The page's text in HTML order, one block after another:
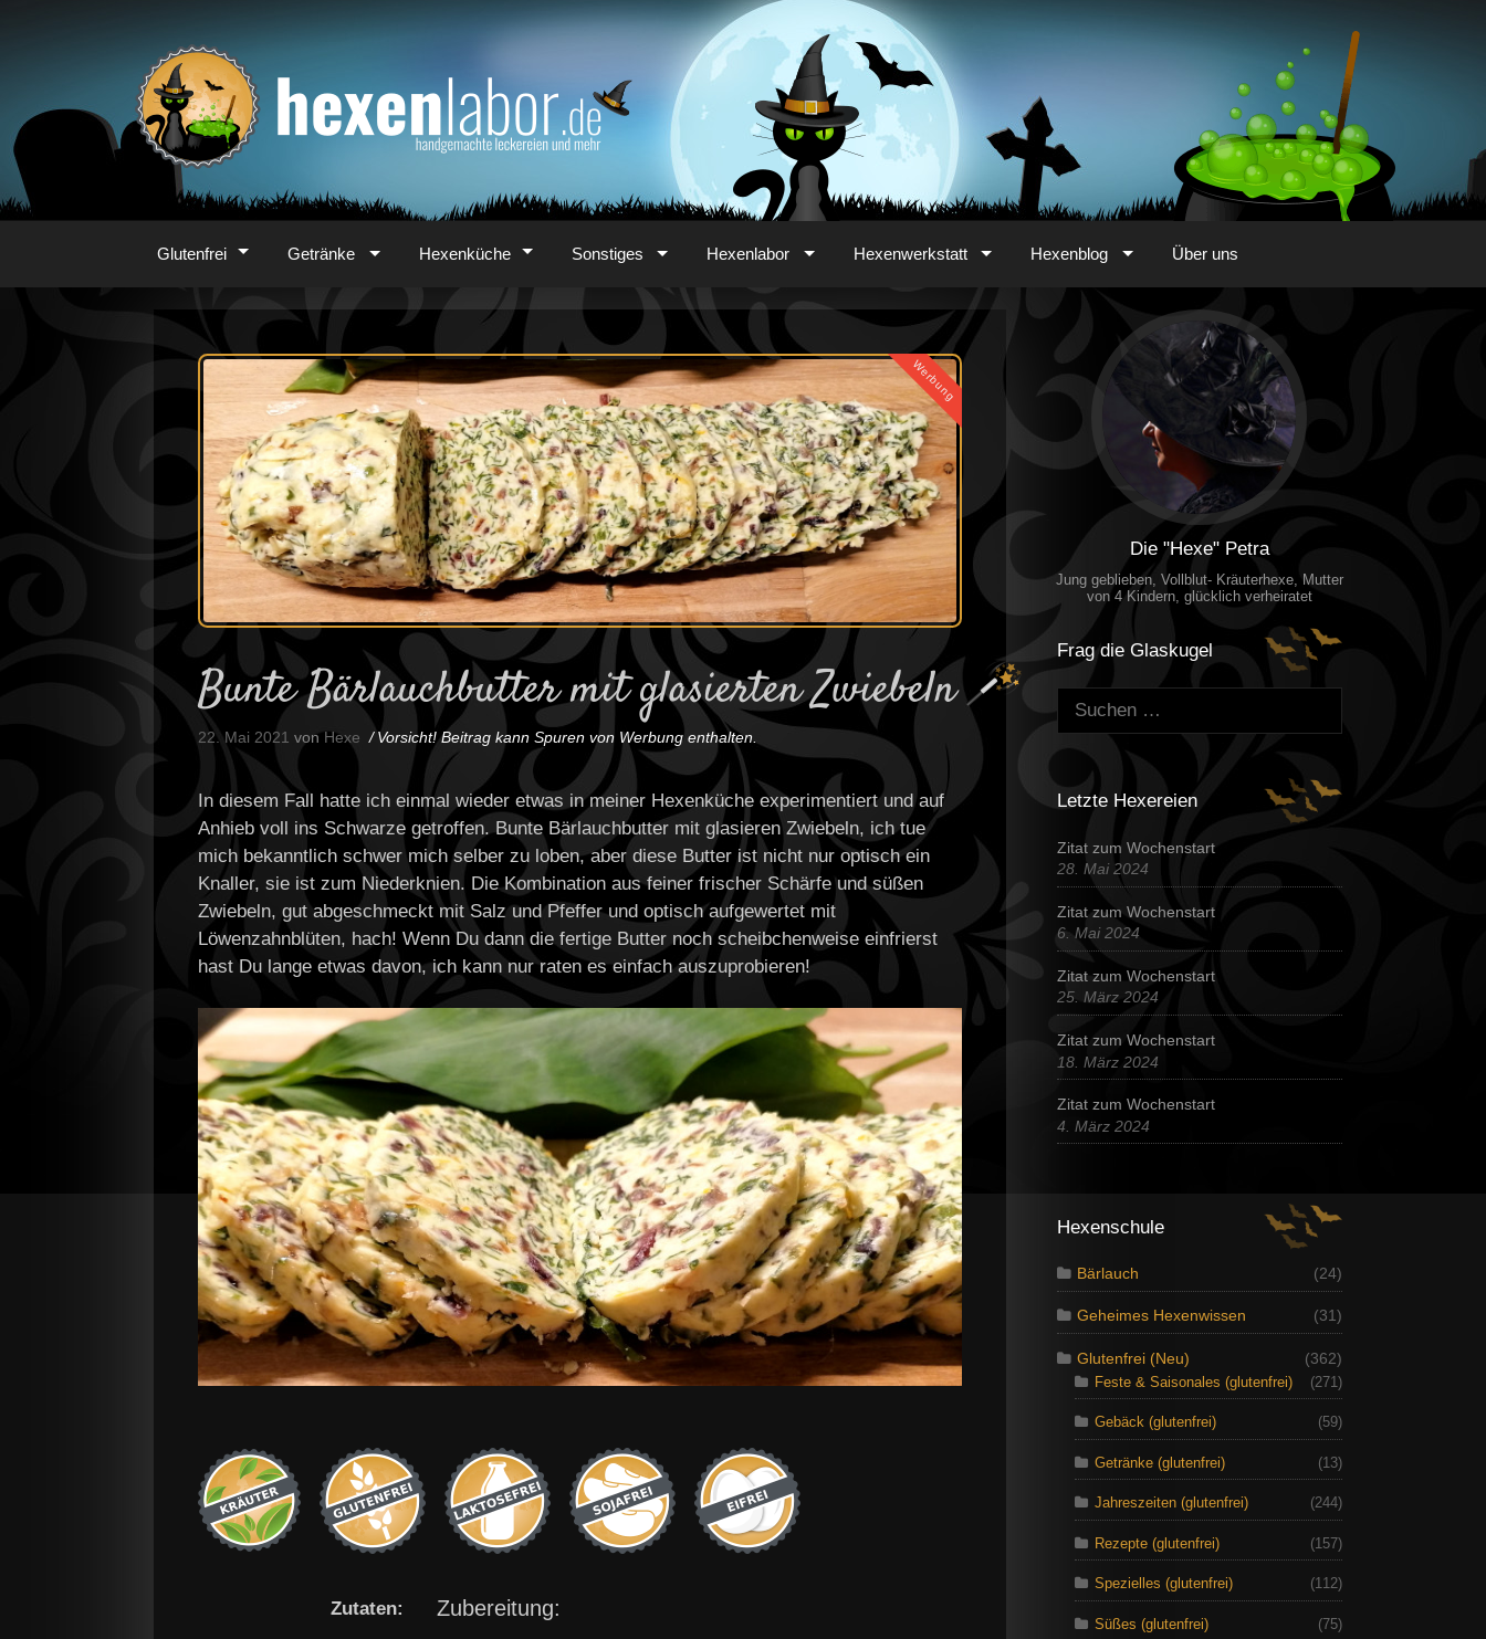
Glutenfrei Getränke Hexenküche Sonstiges Hexenlabor Hexenwerkstatt Hexenblog Über uns
Werbung
Bunte Bärlauchbutter mit glasierten Zwiebeln
22. Mai 2021 vonHexe Vorsicht! Beitrag kann Spuren von Werbung enthalten.
In diesem Fall hatte ich einmal wieder etwas in meiner Hexenküche experimentiert und auf
Anhieb voll ins Schwarze getroffen. Bunte Bärlauchbutter mit glasieren Zwiebeln, ich tue
mich bekanntlich schwer mich selber zu loben, aber diese Butter ist nicht nur optisch ein
Knaller, sie ist zum Niederknien. Die Kombination aus feiner frischer Schärfe und süßen
Zwiebeln, gut abgeschmeckt mit Salz und Pfeffer und optisch aufgewertet mit
Löwenzahnblüten, hach! Wenn Du dann die fertige Butter noch scheibchenweise einfrierst
hast Du lange etwas davon, ich kann nur raten es einfach auszuprobieren!
Zutaten: Zubereitung:
Die "Hexe" Petra
Jung geblieben, Vollblut- Kräuterhexe, Mutter
von 4 Kindern, glücklich verheiratet
Frag die Glaskugel
Suchen:
Letzte Hexereien
Zitat zum Wochenstart
28. Mai 2024
Zitat zum Wochenstart
6. Mai 2024
Zitat zum Wochenstart
25. März 2024
Zitat zum Wochenstart
18. März 2024
Zitat zum Wochenstart
4. März 2024
Hexenschule
Bärlauch (24)
Geheimes Hexenwissen (31)
Glutenfrei (Neu)
(362)
Feste & Saisonales (glutenfrei)
(271)
Gebäck (glutenfrei) (59)
Getränke (glutenfrei) (13)
Jahreszeiten (glutenfrei) (244)
Rezepte (glutenfrei) (157)
Spezielles (glutenfrei) (112)
Süßes (glutenfrei) (75)